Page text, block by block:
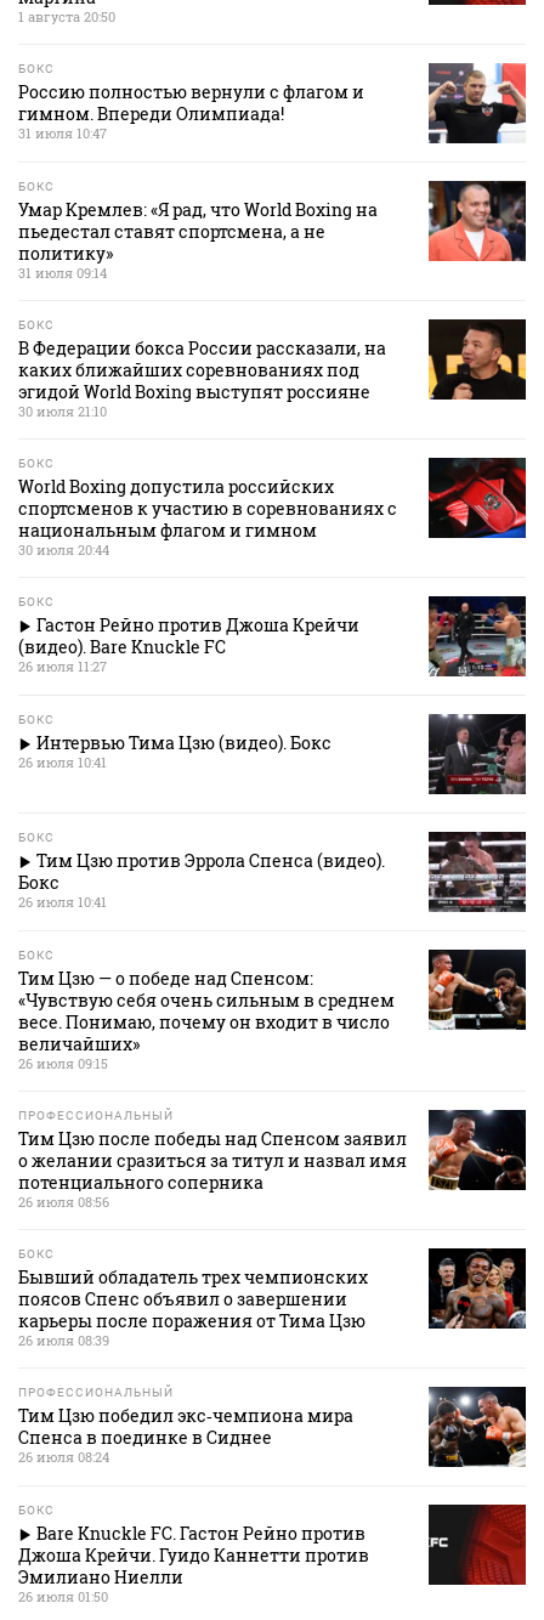
1 августа 20:50
БОКС
Россию полностью вернули с флагом и
гимном. Впереди Олимпиада!
31 июля 10:47
БОКС
Умар Кремлев: «Я рад, что World Boxing на
пьедестал ставят спортсмена, а не
политику»
31 июля 09:14
БОКС
В Федерации бокса России рассказали, на
каких ближайших соревнованиях под
эгидой World Boxing выступят россияне
30 июля 21:10
БОКС
World Boxing допустила российских
спортсменов к участию в соревнованиях с
национальным флагом и гимном
30 июля 20:44
БОКС
Гастон Рейно против Джоша Крейчи
(видео). Bare Knuckle FC
26 июля 11:27
БОКС
Интервью Тима Цзю (видео). Бокс
26 июля 10:41
БОКС
Тим Цзю против Эррола Спенса (видео).
Бокс
26 июля 10:41
БОКС
Тим Цзю — о победе над Спенсом:
«Чувствую себя очень сильным в среднем
весе. Понимаю, почему он входит в число
величайших»
26 июля 09:15
ПРОФЕССИОНАЛЬНЫЙ
Тим Цзю после победы над Спенсом заявил
о желании сразиться за титул и назвал имя
потенциального соперника
26 июля 08:56
БОКС
Бывший обладатель трех чемпионских
поясов Спенс объявил о завершении
карьеры после поражения от Тима Цзю
26 июля 08:39
ПРОФЕССИОНАЛЬНЫЙ
Тим Цзю победил экс‑чемпиона мира
Спенса в поединке в Сиднее
26 июля 08:24
БОКС
Bare Knuckle FC. Гастон Рейно против
Джоша Крейчи. Гуидо Каннетти против
Эмилиано Ниелли
26 июля 01:50